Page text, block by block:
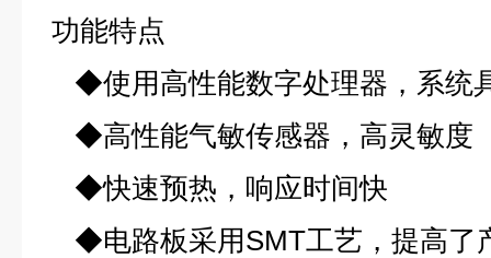
功能特点
◆使用高性能数字处理器，系统
◆高性能气敏传感器，高灵敏度
◆快速预热，响应时间快
◆电路板采用SMT工艺，提高了